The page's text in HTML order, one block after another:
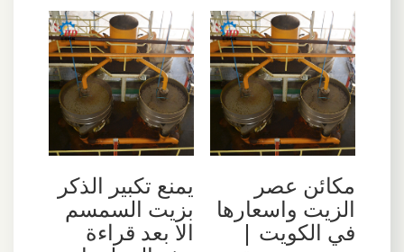
مكائن عصر
الزيت واسعارها
في الكويت |
يمنع تكبير الذكر
بزيت السمسم
الا بعد قراءة